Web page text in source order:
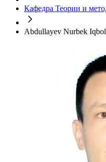
Кафедра Теории и
Abdullayev Nurbek Iqbol